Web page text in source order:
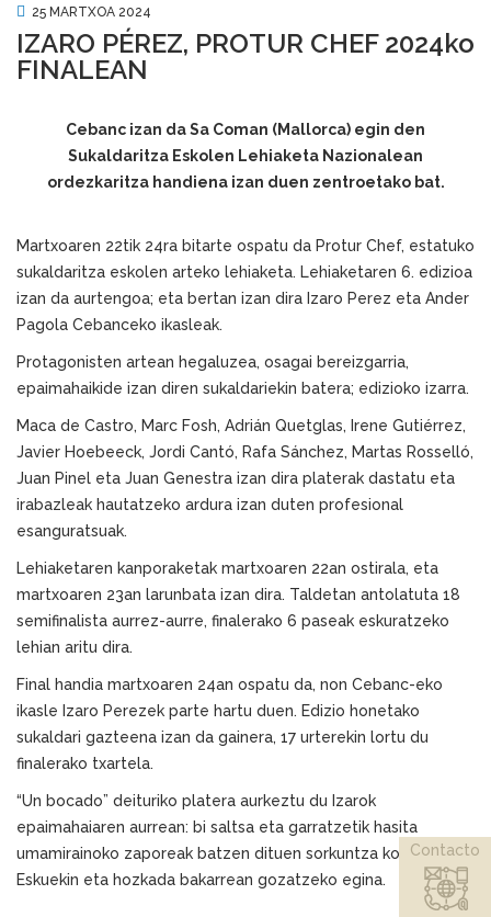
25 MARTXOA 2024
IZARO PÉREZ, PROTUR CHEF 2024ko
FINALEAN
Cebanc izan da Sa Coman (Mallorca) egin den
Sukaldaritza Eskolen Lehiaketa Nazionalean
ordezkaritza handiena izan duen zentroetako bat.
Martxoaren 22tik 24ra bitarte ospatu da Protur Chef, estatuko
sukaldaritza eskolen arteko lehiaketa. Lehiaketaren 6. edizioa
izan da aurtengoa; eta bertan izan dira Izaro Perez eta Ander
Pagola Cebanceko ikasleak.
Protagonisten artean hegaluzea, osagai bereizgarria,
epaimahaikide izan diren sukaldariekin batera; edizioko izarra.
Maca de Castro, Marc Fosh, Adrián Quetglas, Irene Gutiérrez,
Javier Hoebeeck, Jordi Cantó, Rafa Sánchez, Martas Rosselló,
Juan Pinel eta Juan Genestra izan dira platerak dastatu eta
irabazleak hautatzeko ardura izan duten profesional
esanguratsuak.
Lehiaketaren kanporaketak martxoaren 22an ostirala, eta
martxoaren 23an larunbata izan dira. Taldetan antolatuta 18
semifinalista aurrez-aurre, finalerako 6 paseak eskuratzeko
lehian aritu dira.
Final handia martxoaren 24an ospatu da, non Cebanc-eko
ikasle Izaro Perezek parte hartu duen. Edizio honetako
sukaldari gazteena izan da gainera, 17 urterekin lortu du
finalerako txartela.
“Un bocado” deituriko platera aurkeztu du Izarok
epaimahaiaren aurrean: bi saltsa eta garratzetik hasita
umamirainoko zaporeak batzen dituen sorkuntza koloretsua.
Eskuekin eta hozkada bakarrean gozatzeko egina.
Contacto